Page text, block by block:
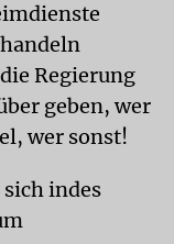
Regierung
geben, wer
wer sonst!
indes